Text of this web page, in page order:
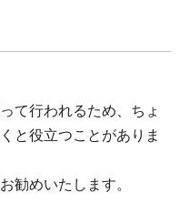
て行われるため、ちょ
と役立つことがありま
勧めいたします。